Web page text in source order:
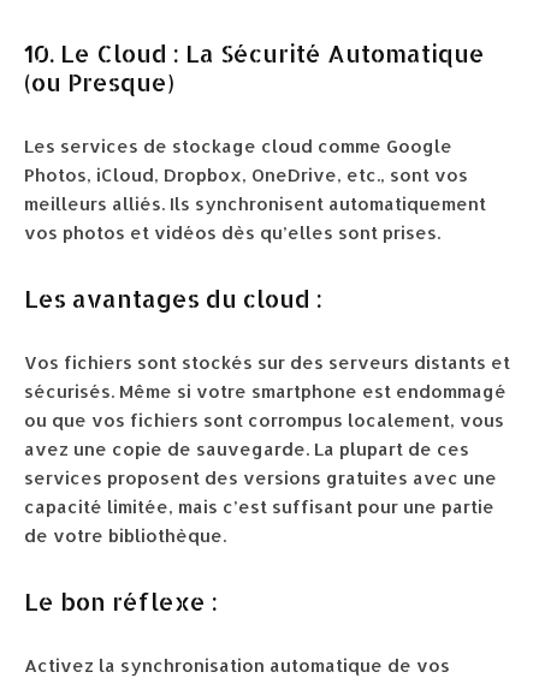
10. Le Cloud : La Sécurité Automatique
(ou Presque)
Les services de stockage cloud comme Google
Photos, iCloud, Dropbox, OneDrive, etc., sont vos
meilleurs alliés. Ils synchronisent automatiquement
vos photos et vidéos dès qu’elles sont prises.
Les avantages du cloud :
Vos fichiers sont stockés sur des serveurs distants et
sécurisés. Même si votre smartphone est endommagé
ou que vos fichiers sont corrompus localement, vous
avez une copie de sauvegarde. La plupart de ces
services proposent des versions gratuites avec une
capacité limitée, mais c’est suffisant pour une partie
de votre bibliothèque.
Le bon réflexe :
Activez la synchronisation automatique de vos